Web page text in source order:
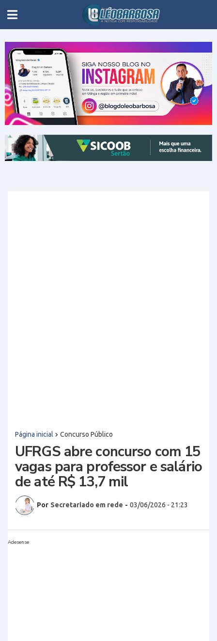
Página inicial Concurso Público
UFRGS abre concurso com 15
vagas para professor e salário
de até R$ 13,7 mil
Por Secretariado em rede - 03/06/2026 - 21:23
Adesense